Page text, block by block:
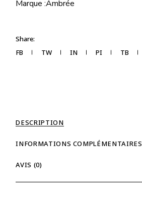
Marque :Ambrée
Share:
FB
TW IN PI TB
DESCRIPTION
INFORMATIONS COMPLÉMENTAIRES
AVIS (0)